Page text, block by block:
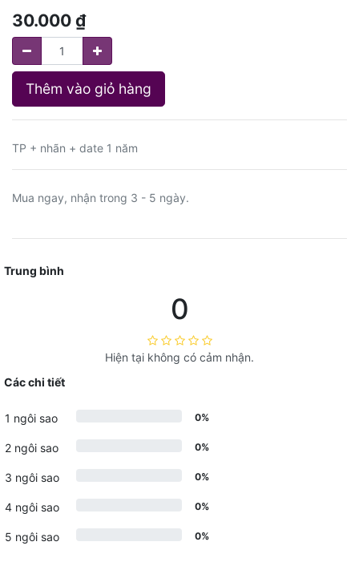
30.000 ₫
Thêm vào giỏ hàng
TP + nhãn + date 1 năm
Mua ngay, nhận trong 3 - 5 ngày.
Trung bình
0
Hiện tại không có cảm nhận.
Các chi tiết
1 ngôi sao 0%
2 ngôi sao 0%
3 ngôi sao 0%
4 ngôi sao 0%
5 ngôi sao 0%